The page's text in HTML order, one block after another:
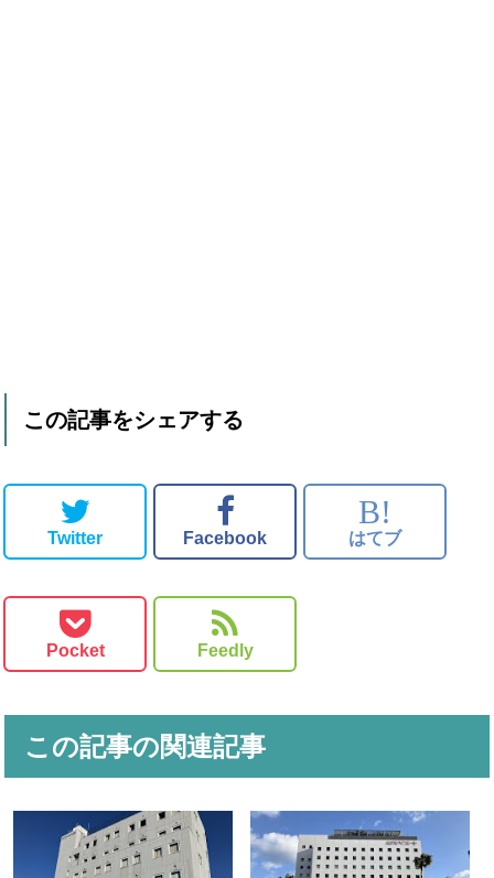
この記事をシェアする
Twitter Facebook
B!
はてブ
Pocket Feedly
この記事の関連記事